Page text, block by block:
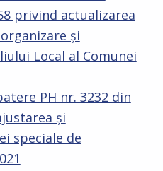
privind actualizarea
și
Local al Comunei
PH nr. 3232 din
și
speciale de